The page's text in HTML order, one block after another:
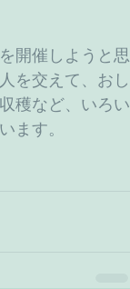
開催しようと思
を交えて、おし
穫など、いろい
ます。